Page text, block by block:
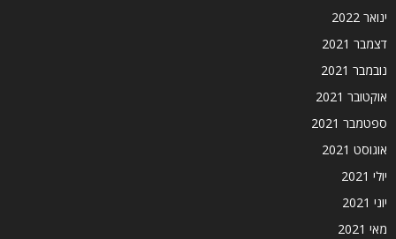
ינואר 2022
דצמבר 2021
נובמבר 2021
אוקטובר 2021
ספטמבר 2021
אוגוסט 2021
יולי 2021
יוני 2021
מאי 2021